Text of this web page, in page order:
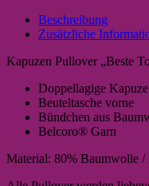
Beschreibung
Zusätzliche
Kapuzen Pullover „Beste
Doppellagige
Beuteltasche vorne
Bündchen aus
Belcoro® Garn
Material: 80% Baumwolle /